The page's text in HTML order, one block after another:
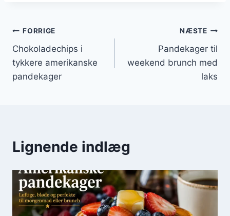
Indlægsnavigation
FORRIGE
Chokoladechips i
tykkere amerikanske
pandekager
NÆSTE
Pandekager til
weekend brunch med
laks
Lignende indlæg